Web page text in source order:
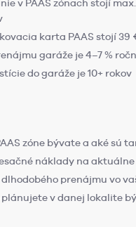
v PAAS zónach stojí
karta PAAS stojí 39
garáže je 4–7 %
do garáže je 10+ rokov
zóne bývate a aké sú
náklady na
prenájmu vo
v danej lokalite